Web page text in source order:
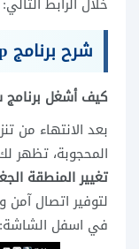
شرح برنامج p لفتح المواقع المحجوبة
كيف أشغل برنامج
المحجوبة، تظهر
تغيير المنطقة
لتوفير اتصال
في اسفل الشاشة: